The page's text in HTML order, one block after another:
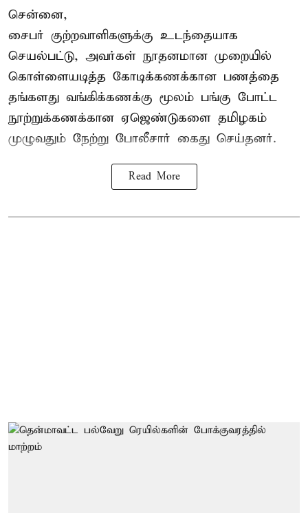
சென்னை,
சைபர் குற்றவாளிகளுக்கு உடந்தையாக
செயல்பட்டு, அவர்கள் நூதனமான முறையில்
கொள்ளையடித்த கோடிக்கணக்கான பணத்தை
தங்களது வங்கிக்கணக்கு மூலம் பங்கு போட்ட
நூற்றுக்கணக்கான ஏஜெண்டுகளை தமிழகம்
முழுவதும் நேற்று போலீசார் கைது செய்தனர்.
Read More